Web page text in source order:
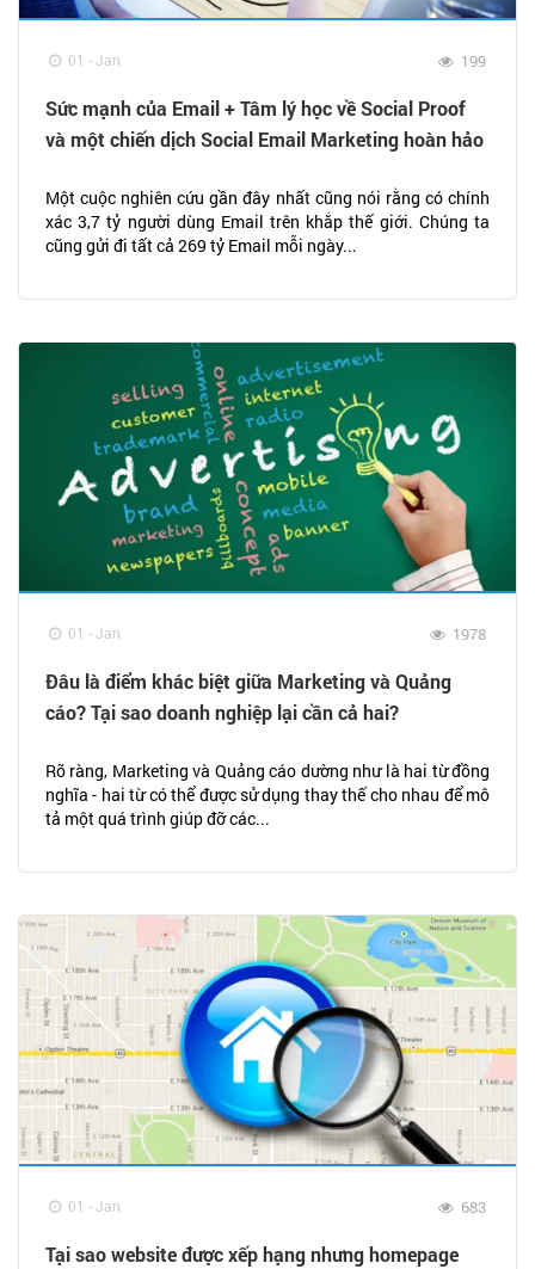
01 - Jan 199
Sức mạnh của Email + Tâm lý học về Social Proof
và một chiến dịch Social Email Marketing hoàn hảo
Một cuộc nghiên cứu gần đây nhất cũng nói rằng có chính
xác 3,7 tỷ người dùng Email trên khắp thế giới. Chúng ta
cũng gửi đi tất cả 269 tỷ Email mỗi ngày...
01 - Jan 1978
Đâu là điểm khác biệt giữa Marketing và Quảng
cáo? Tại sao doanh nghiệp lại cần cả hai?
Rõ ràng, Marketing và Quảng cáo dường như là hai từ đồng
nghĩa - hai từ có thể được sử dụng thay thế cho nhau để mô
tả một quá trình giúp đỡ các...
01 - Jan 683
Tại sao website được xếp hạng nhưng homepage